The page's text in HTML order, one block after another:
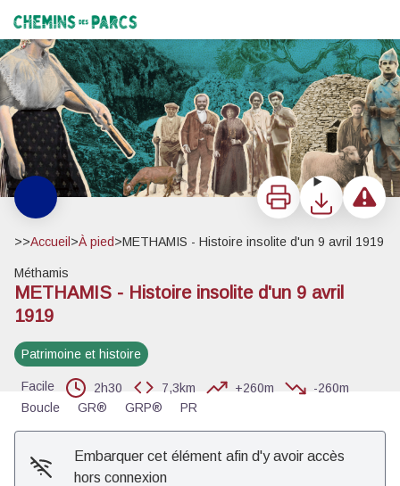
Chemins des Parcs
Les personnages - ©Dessin - Nadège Poupaert
Voir l'image en plein écran
ImprimerTéléchargerSignaler
>>Accueil >À pied>METHAMIS - Histoire insolite d'un 9 avril 1919
Méthamis
METHAMIS - Histoire insolite d'un 9 avril
1919
Patrimoine et histoire
Facile 2h30 7,3km +260m
-260m
Boucle
GR® GRP® PR
Embarquer cet élément afin d'y avoir accès
hors connexion